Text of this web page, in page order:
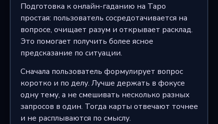
Подготовка к онлайн-гаданию на Таро
простая: пользователь сосредотачивается на
вопросе, очищает разум и открывает расклад.
Это помогает получить более ясное
предсказание по ситуации.
Сначала пользователь формулирует вопрос
коротко и по делу. Лучше держать в фокусе
одну тему, а не смешивать несколько разных
запросов в один. Тогда карты отвечают точнее
и не расплываются по смыслу.